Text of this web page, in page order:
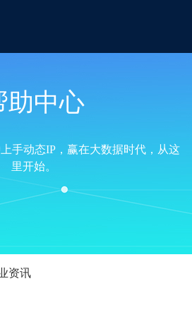
助中心
手动态IP，赢在大数据时代，从这
里开始。
资讯